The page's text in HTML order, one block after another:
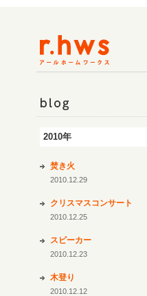
2010年
焚き火
2010.12.29
クリスマスコンサート
2010.12.25
スピーカー
2010.12.23
木登り
2010.12.12